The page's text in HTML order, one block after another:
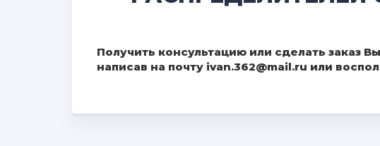
Получить консультацию или сделать
написав на почту ivan.362@mail.ru или